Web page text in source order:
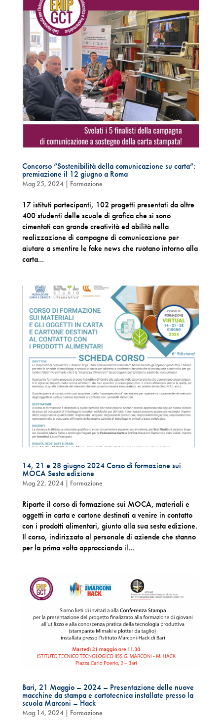
Concorso “Sostenibilità della comunicazione su carta”:
premiazione il 12 giugno a Roma
Mag 25, 2024| Formazione
17 istituti partecipanti, 102 progetti presentati da oltre
400 studenti delle scuole di grafica che si sono
cimentati con grande creatività ed abilità nella
realizzazione di campagne di comunicazione per
aiutare a smentire le fake news che ruotano intorno alla
carta...
14, 21 e 28 giugno 2024 Corso di formazione sui
MOCA Sesta edizione
Mag 22, 2024| Formazione
Riparte il corso di formazione sui MOCA, materiali e
oggetti in carta e cartone destinati a venire in contatto
con i prodotti alimentari, giunto alla sua sesta edizione.
Il corso, indirizzato al personale di aziende che stanno
per la prima volta approcciando il...
Bari, 21 Maggio – 2024 – Presentazione delle nuove
macchine da stampa e cartotecnica installate presso la
scuola Marconi – Hack
Mag 14, 2024| Formazione